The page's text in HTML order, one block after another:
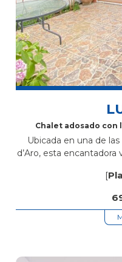
Chalet adosado con
Ubicada en una de
d’Aro, esta
[